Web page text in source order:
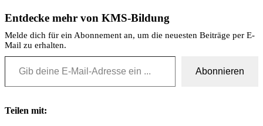
Entdecke mehr von KMS-Bildung
Melde dich für ein Abonnement an, um die neuesten Beiträge per E-
Mail zu erhalten.
Gib deine E-Mail-Adresse ein ...
Abonnieren
Teilen mit: